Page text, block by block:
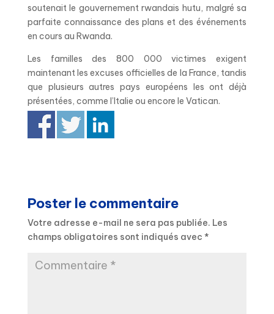
soutenait le gouvernement rwandais hutu, malgré sa
parfaite connaissance des plans et des événements
en cours au Rwanda.
Les familles des 800 000 victimes exigent
maintenant les excuses officielles de la France, tandis
que plusieurs autres pays européens les ont déjà
présentées, comme l’Italie ou encore le Vatican.
Poster le commentaire
Votre adresse e-mail ne sera pas publiée. Les
champs obligatoires sont indiqués avec *